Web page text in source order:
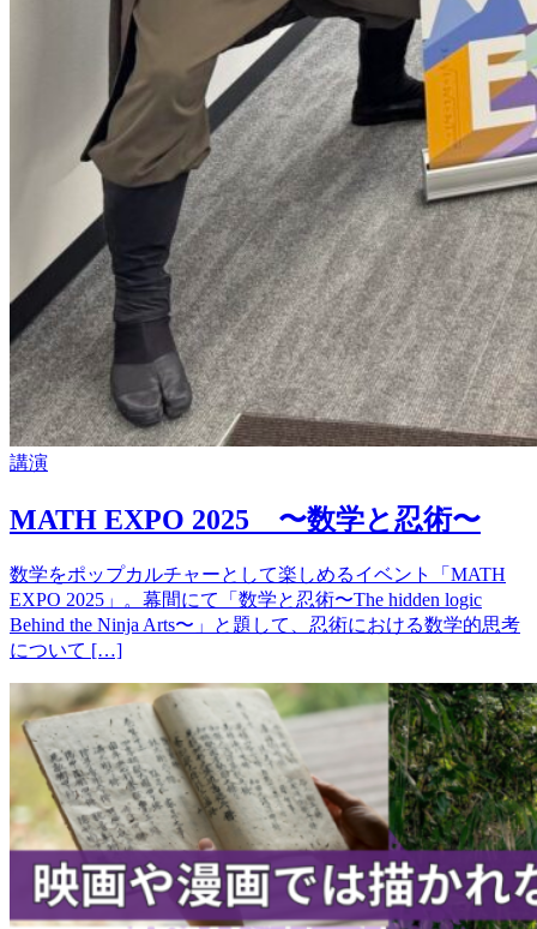
講演
MATH EXPO 2025 〜数学と忍術〜
数学をポップカルチャーとして楽しめるイベント「MATH
EXPO 2025」。幕間にて「数学と忍術〜The hidden logic
Behind the Ninja Arts〜」と題して、忍術における数学的思考
について […]